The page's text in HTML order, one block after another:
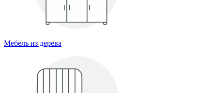
Мебель из дерева